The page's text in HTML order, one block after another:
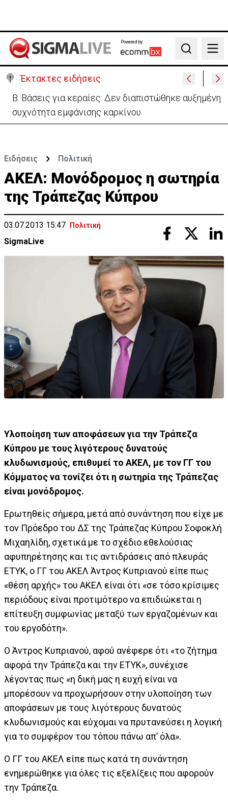
Powered by:
Search
Έκτακτες ειδήσεις
Τουρκία-Σ.Αραβία-Πακιστάν υπέγραψαν το «Κοινό
Αμυντικό Σύμφωνο της Μέκκας»
Ειδήσεις Πολιτική
ΑΚΕΛ: Μονόδρομος η σωτηρία
της Τράπεζας Κύπρου
03.07.2013 15:47 Πολιτική
SigmaLive
Υλοποίηση των αποφάσεων για την Τράπεζα
Κύπρου με τους λιγότερους δυνατούς
κλυδωνισμούς, επιθυμεί το ΑΚΕΛ, με τον ΓΓ του
Κόμματος να τονίζει ότι η σωτηρία της Τράπεζας
είναι μονόδρομος.
Ερωτηθείς σήμερα, μετά από συνάντηση που είχε με
τον Πρόεδρο του ΔΣ της Τράπεζας Κύπρου Σοφοκλή
Μιχαηλίδη, σχετικά με το σχέδιο εθελούσιας
αφυπηρέτησης και τις αντιδράσεις από πλευράς
ΕΤΥΚ, ο ΓΓ του ΑΚΕΛ Άντρος Κυπριανού είπε πως
«θέση αρχής» του ΑΚΕΛ είναι ότι «σε τόσο κρίσιμες
περιόδους είναι προτιμότερο να επιδιώκεται η
επίτευξη συμφωνίας μεταξύ των εργαζομένων και
του εργοδότη».
Ο Άντρος Κυπριανού, αφού ανέφερε ότι «το ζήτημα
αφορά την Τράπεζα και την ΕΤΥΚ», συνέχισε
λέγοντας πως «η δική μας η ευχή είναι να
μπορέσουν να προχωρήσουν στην υλοποίηση των
αποφάσεων με τους λιγότερους δυνατούς
κλυδωνισμούς και εύχομαι να πρυτανεύσει η λογική
για το συμφέρον του τόπου πάνω απ’ όλα».
Ο ΓΓ του ΑΚΕΛ είπε πως κατά τη συνάντηση
ενημερώθηκε για όλες τις εξελίξεις που αφορούν
την Τράπεζα.